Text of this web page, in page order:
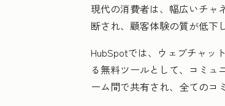
現代の消費者は、幅広いチャ
断され、顧客体験の質が低下
HubSpotでは、ウェブチャッ
る無料ツールとして、コミュ
ーム間で共有され、全てのコ